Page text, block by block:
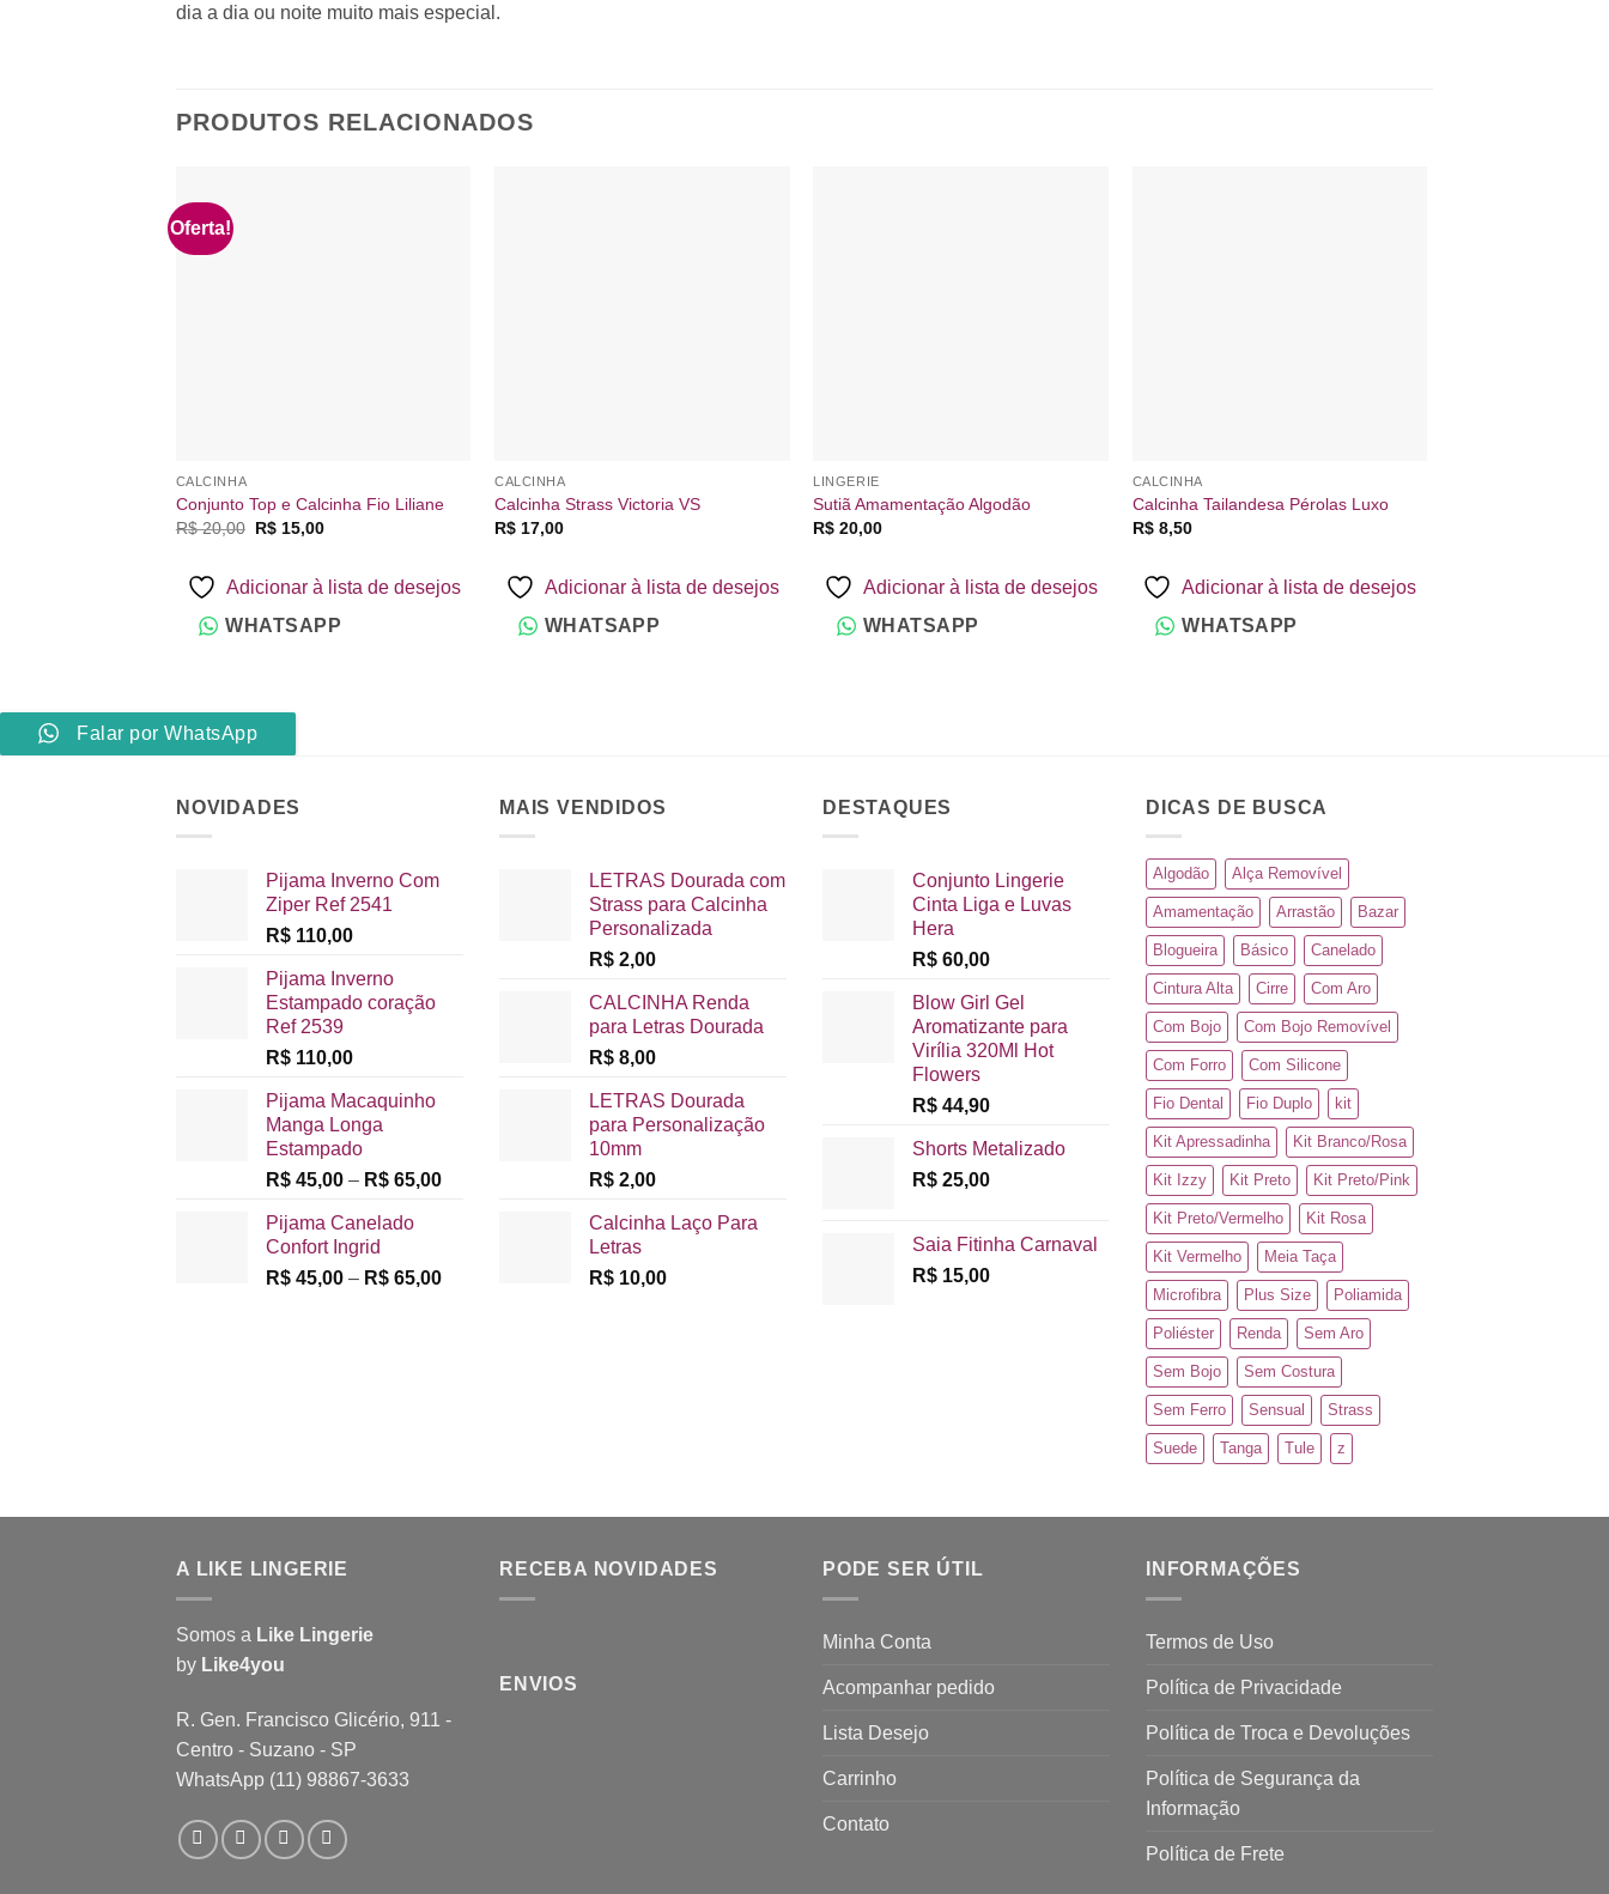
dia a dia ou noite muito mais especial.
PRODUTOS RELACIONADOS
Oferta!
CALCINHA
Conjunto Top e Calcinha Fio Liliane
R$20,00 O
era:
R$ 20,00.
R$ 15,00O
é:
R$ 15,00.
Adicionar à lista de desejos
WHATSAPP
CALCINHA
Calcinha Strass Victoria VS
R$ 17,00
Adicionar à lista de desejos
WHATSAPP
LINGERIE
Sutiã Amamentação Algodão
R$ 20,00
Adicionar à lista de desejos
WHATSAPP
CALCINHA
Calcinha Tailandesa Pérolas Luxo
R$8,50
Adicionar à lista de desejos
WHATSAPP
Falar por WhatsApp
NOVIDADES
Pijama Inverno Com
Ziper Ref 2541
R$ 110,00
Pijama Inverno
Estampado coração
Ref 2539
R$ 110,00
Pijama Macaquinho
Manga Longa
Estampado
R$ 45,00 – R$ 65,00Faixa
através
Pijama Canelado
Confort Ingrid
R$ 45,00 – R$ 65,00Faixa
MAIS VENDIDOS
LETRAS Dourada com
Strass para Calcinha
Personalizada
R$ 2,00
CALCINHA Renda
para Letras Dourada
R$ 8,00
LETRAS Dourada
para Personalização
10mm
R$ 2,00
Calcinha Laço Para
Letras
R$ 10,00
DESTAQUES
Conjunto Lingerie
Cinta Liga e Luvas
Hera
R$ 60,00
Blow Girl Gel
Aromatizante para
Virília 320Ml Hot
Flowers
R$ 44,90
Shorts Metalizado
R$ 25,00
Saia Fitinha Carnaval
R$ 15,00
DICAS DE BUSCA
Algodão Alça Removível
Amamentação Arrastão Bazar
Blogueira Básico Canelado
Cintura Alta Cirre Com Aro
Com Bojo Com Bojo Removível
Com Forro Com Silicone
Fio Dental Fio Duplo kit
Kit Apressadinha Kit Branco/Rosa
Kit Izzy Kit Preto Kit Preto/Pink
Kit Preto/Vermelho Kit Rosa
Kit Vermelho Meia Taça
Microfibra Plus Size Poliamida
Poliéster Renda Sem Aro
Sem Bojo Sem Costura
Sem Ferro Sensual Strass
Suede Tanga Tule z
A LIKE LINGERIE
Somos a Like Lingerie
by Like4you
R. Gen. Francisco Glicério, 911 -
Centro - Suzano - SP
WhatsApp (11) 98867-3633
RECEBA NOVIDADES
ENVIOS
PODE SER ÚTIL
Minha Conta
Acompanhar pedido
Lista Desejo
Carrinho
Contato
INFORMAÇÕES
Termos de Uso
Política de Privacidade
Política de Troca e Devoluções
Política de Segurança da
Informação
Política de Frete